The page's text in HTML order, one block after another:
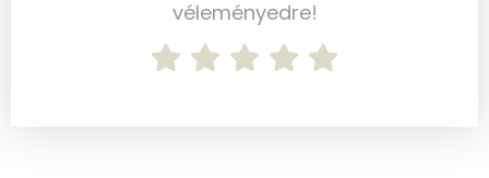
véleményedre!